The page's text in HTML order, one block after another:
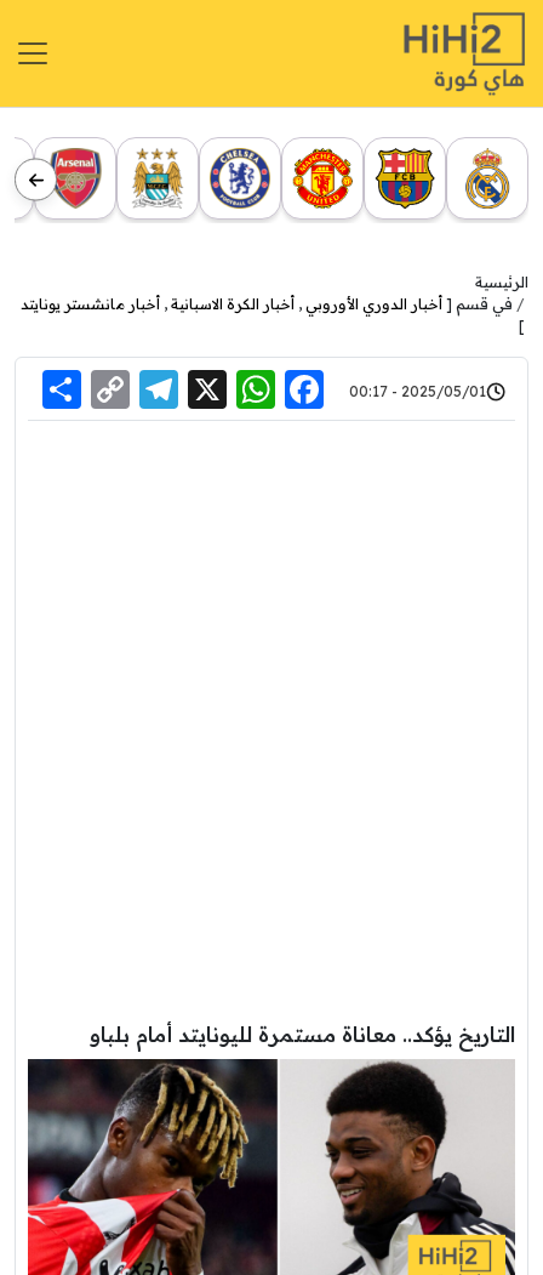
الرئيسية
في قسم [ أخبار الدوري الأوروبي , أخبار الكرة الاسبانية , أخبار مانشستر يونايتد
]
2025/05/01 - 00:17
Facebook
WhatsApp
X
Link
التاريخ يؤكد.. معاناة مستمرة لليونايتد أمام بلباو